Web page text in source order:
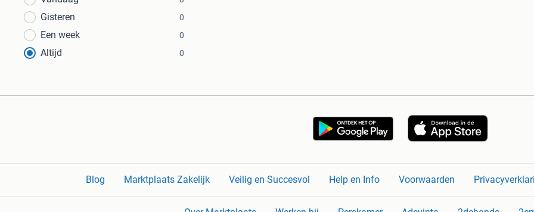
Gisteren 0
Een week 0
Altijd 0
Blog Marktplaats Zakelijk Veilig en Succesvol Help en Info Voorwaarden